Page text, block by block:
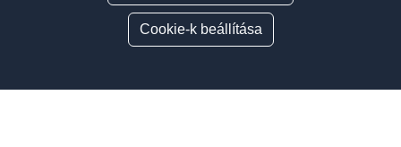
Cookie-k beállítása